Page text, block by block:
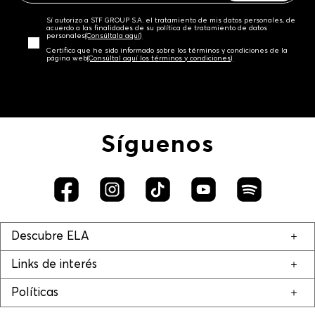
Sí autorizo a STF GROUP S.A. el tratamiento de mis datos personales, de
acuerdo a las finalidades de su política de tratamiento de datos
personales‎(Consúltala aquí)
Certifico que he sido informado sobre los términos y condiciones de la
página web‎(Consúltal aquí los términos y condiciones)
Síguenos
Descubre ELA
Links de interés
Políticas